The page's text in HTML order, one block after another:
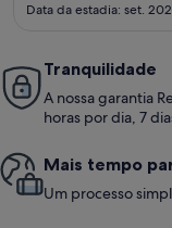
Data da estadia: set.
Tranquilidade
A nossa garantia
horas por dia, 7
Mais tempo
Um processo